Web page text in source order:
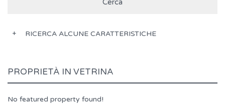
RICERCA ALCUNE CARATTERISTICHE
PROPRIETÀ IN VETRINA
No featured property found!